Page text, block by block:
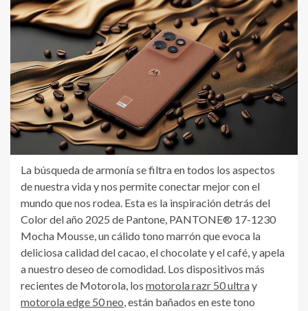
La búsqueda de armonía se filtra en todos los aspectos
de nuestra vida y nos permite conectar mejor con el
mundo que nos rodea. Esta es la inspiración detrás del
Color del año 2025 de Pantone, PANTONE® 17-1230
Mocha Mousse, un cálido tono marrón que evoca la
deliciosa calidad del cacao, el chocolate y el café, y apela
a nuestro deseo de comodidad. Los dispositivos más
recientes de Motorola, los motorola razr 50 ultray
motorola edge 50 neo, están bañados en este tono